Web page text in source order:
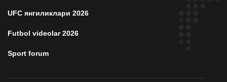
UFC янгиликлари 2026
Futbol videolar 2026
Sport forum